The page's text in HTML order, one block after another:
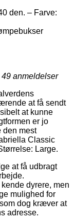
den. – Farve:
49 anmeldelser
at få sendt
at kunne
er jo
den mest
Classic
Large.
at få udbragt
dyrere, men
mulighed for
dog kræver at
adresse.